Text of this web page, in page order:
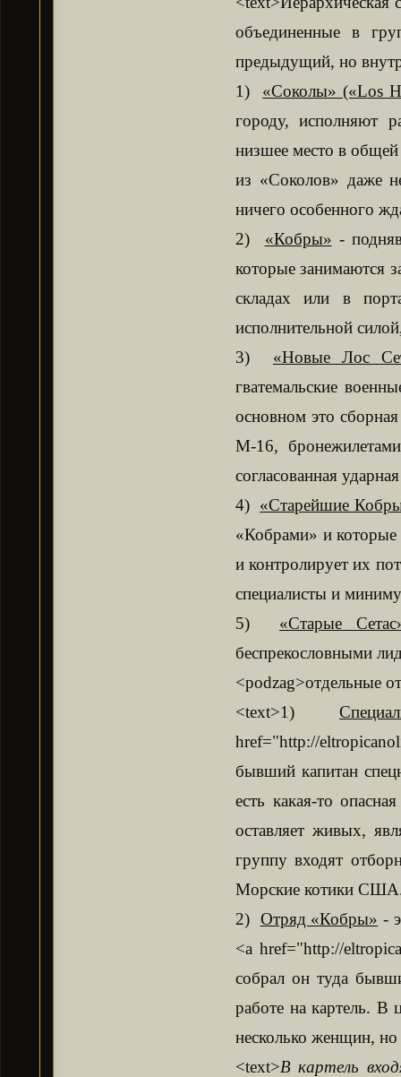
объединенные в
предыдущий, но
1) «Соколы» («Los
городу, исполняют
низшее место в
из «Соколов» даже
ничего особенного
2) «Кобры» -
которые занимаются
складах или в
исполнительной
3) «Новые Лос
гватемальские
основном это
М-16,
согласованная
4) «Старейшие
«Кобрами» и
и контролирует их
специалисты и
5) «Старые
беспрекословными
<podzag>отдельные
<text>1)
href="http://
бывший капитан
есть какая-то
оставляет живых,
группу входят
Морские котики
2) Отряд «Кобры» -
<a href="http://
собрал он туда
работе на картель.
несколько женщин, но
<text>В картель